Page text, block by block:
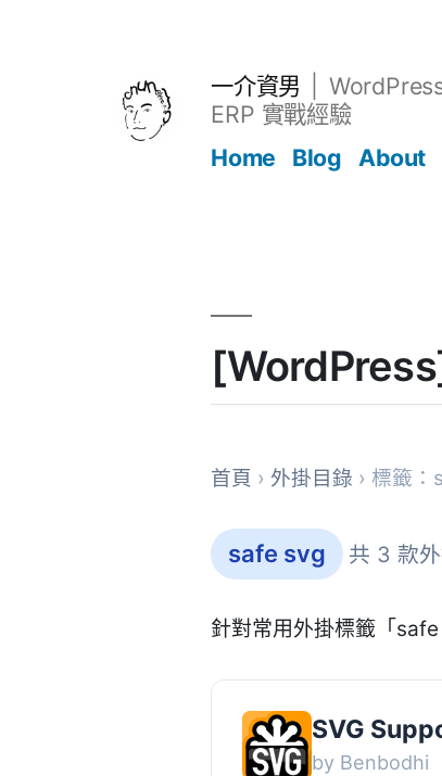
一介資男
ERP 實戰經驗
Home
Blog About
首頁 › 外掛目錄 › 標籤
safe svg 共 3 款
針對常用外掛標籤「
SVG
by Benbodhi